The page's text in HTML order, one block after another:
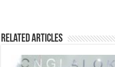
Related Articles